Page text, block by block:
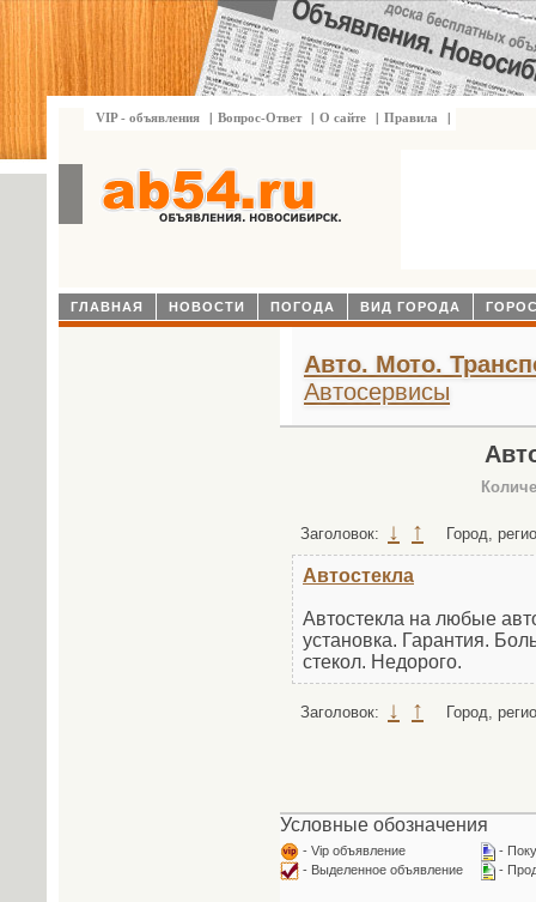
VIP - объявления | Вопрос-Ответ | О сайте | Правила |
ГЛАВНАЯ НОВОСТИ ПОГОДА ВИД ГОРОДА
Авто. Мото.
Автосервисы
Заголовок: ↓ ↑ Город,
Автостекла
Автостекла на любые
установка. Гарантия.
стекол. Недорого.
Заголовок: ↓ ↑ Город,
Условные обозначения
- Vip объявление
- Выделенное объявление
-
-